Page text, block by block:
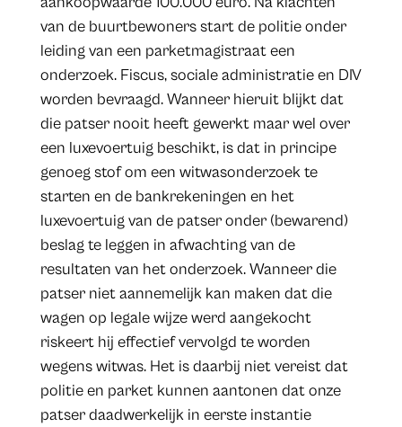
van de buurtbewoners start de politie onder
leiding van een parketmagistraat een
onderzoek. Fiscus, sociale administratie en DIV
worden bevraagd. Wanneer hieruit blijkt dat
die patser nooit heeft gewerkt maar wel over
een luxevoertuig beschikt, is dat in principe
genoeg stof om een witwasonderzoek te
starten en de bankrekeningen en het
luxevoertuig van de patser onder (bewarend)
beslag te leggen in afwachting van de
resultaten van het onderzoek. Wanneer die
patser niet aannemelijk kan maken dat die
wagen op legale wijze werd aangekocht
riskeert hij effectief vervolgd te worden
wegens witwas. Het is daarbij niet vereist dat
politie en parket kunnen aantonen dat onze
patser daadwerkelijk in eerste instantie